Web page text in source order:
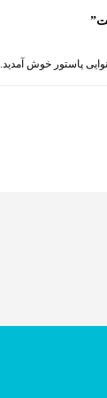
پاستور خوش آمدید.